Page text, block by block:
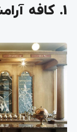
1. کافه آرامش